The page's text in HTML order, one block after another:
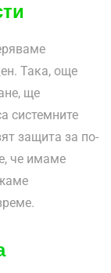
Така, още
ще
системните
защита за по-
че имаме